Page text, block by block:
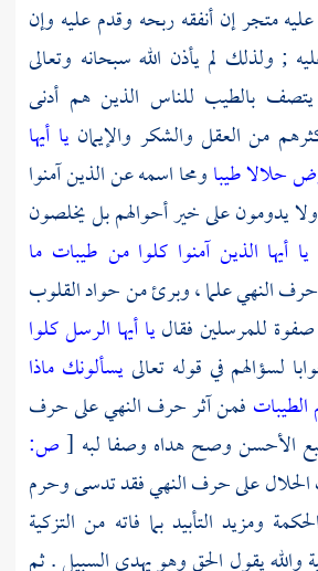
متجر إن أنفقه ربحه وقدم عليه وإن
; ولذلك لم يأذن الله سبحانه وتعالى
بالطيب للناس الذين هم أدنى
من العقل والشكر والإيمانيا أيها
حلالا طيباومحا اسمه عن الذين آمنوا
يدومون على خير أحوالهم بل يخلصون
يا أيها الذين آمنوا كلوا من طيبات ما
النهي علما ، وبرئ من حواد القلوب
صفوة للمرسلين فقاليا أيها الرسل كلوا
لسؤالهم في قوله تعالىيسألونك ماذا
فمن آثر حرف النهي على حرف
الأحسن وصح هداه وصفا لبه [ص:
على حرف النهي فقد تدسى وحرم
ومزيد التأبيد بما فاته من التزكية
والله يقول الحق وهو يهدي السبيل . ثم